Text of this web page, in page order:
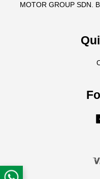
MOTOR GROUP SDN.